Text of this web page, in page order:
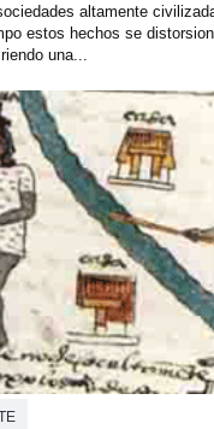
altamente
estos hechos se
una...